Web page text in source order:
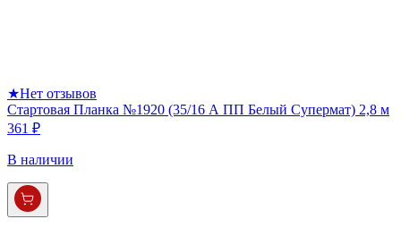
★Нет отзывов
Стартовая Планка №1920 (35/16 А ПП Белый Супермат) 2,8 м
361 ₽
В наличии